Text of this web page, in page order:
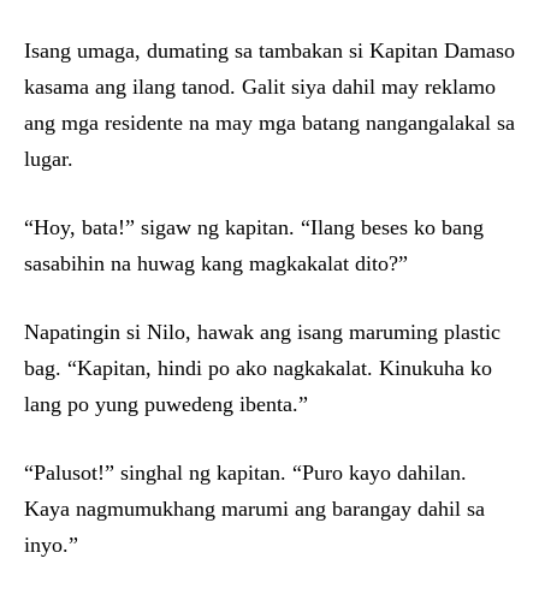
Isang umaga, dumating sa tambakan si Kapitan Damaso
kasama ang ilang tanod. Galit siya dahil may reklamo
ang mga residente na may mga batang nangangalakal sa
lugar.
“Hoy, bata!” sigaw ng kapitan. “Ilang beses ko bang
sasabihin na huwag kang magkakalat dito?”
Napatingin si Nilo, hawak ang isang maruming plastic
bag. “Kapitan, hindi po ako nagkakalat. Kinukuha ko
lang po yung puwedeng ibenta.”
“Palusot!” singhal ng kapitan. “Puro kayo dahilan.
Kaya nagmumukhang marumi ang barangay dahil sa
inyo.”